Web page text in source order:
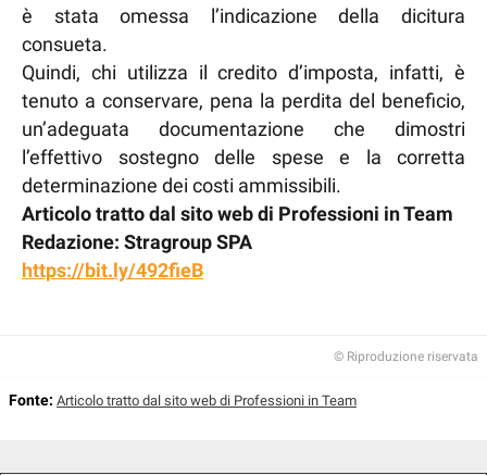
è stata omessa l’indicazione della dicitura
consueta.
Quindi, chi utilizza il credito d’imposta, infatti, è
tenuto a conservare, pena la perdita del beneficio,
un’adeguata documentazione che dimostri
l’effettivo sostegno delle spese e la corretta
determinazione dei costi ammissibili.
Articolo tratto dal sito web di Professioni in Team
Redazione: Stragroup SPA
https://bit.ly/492fieB
© Riproduzione riservata
Fonte: Articolo tratto dal sito web di Professioni in Team